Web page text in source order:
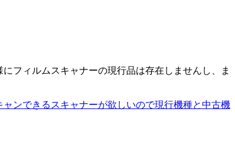
フィルムスキャナーの現行品は存在しませんし、ま
ャンできるスキャナーが欲しいので現行機種と中古機